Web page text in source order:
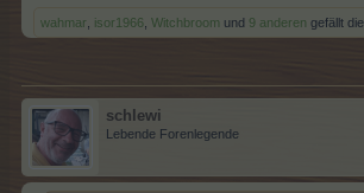
wahmar isor1966 Witchbroom und 9 anderen gefällt
schlewi
Lebende Forenlegende